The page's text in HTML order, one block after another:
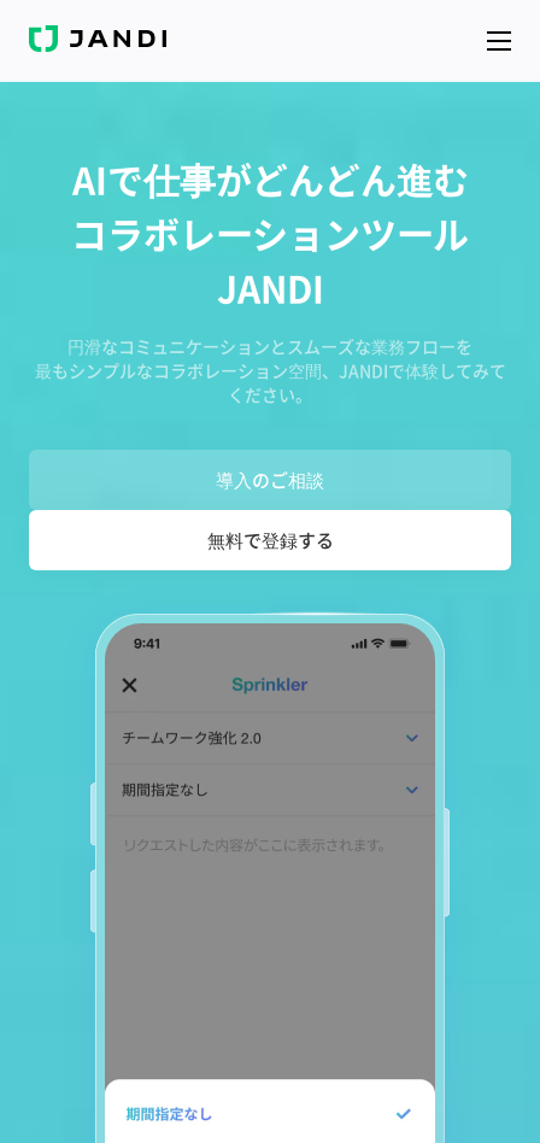
JANDI
AIで仕事がどんどん進む
コラボレーションツール
JANDI
円滑なコミュニケーションとスムーズな業務フローを
最もシンプルなコラボレーション空間、JANDIで体験してみて
ください。
導入のご相談
無料で登録する